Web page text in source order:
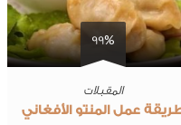
99%
المقبلات
عمل المنتو الأفغاني